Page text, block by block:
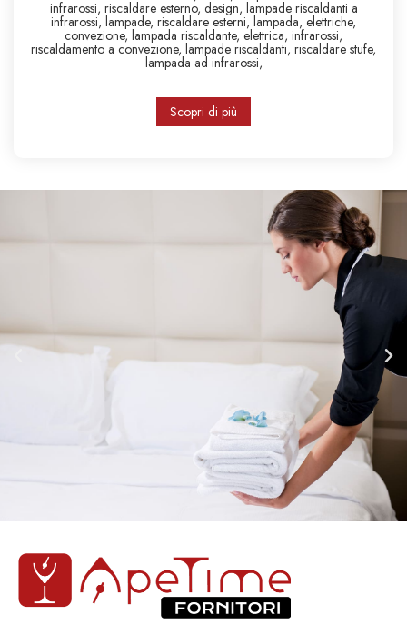
infrarossi, riscaldare esterno, design, lampade riscaldanti a
infrarossi, lampade, riscaldare esterni, lampada, elettriche,
convezione, lampada riscaldante, elettrica, infrarossi,
riscaldamento a convezione, lampade riscaldanti, riscaldare stufe,
lampada ad infrarossi,
Scopri di più